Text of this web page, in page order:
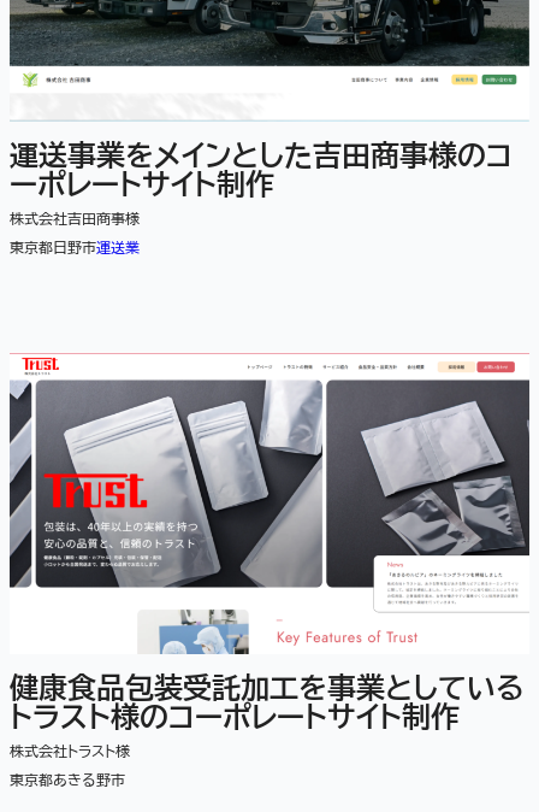
運送事業をメインとした吉田商事様のコ
ーポレートサイト制作
株式会社吉田商事様
東京都日野市運送業
健康食品包装受託加工を事業としている
トラスト様のコーポレートサイト制作
株式会社トラスト様
東京都あきる野市